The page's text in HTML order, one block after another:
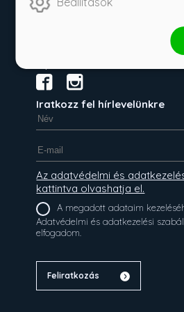
Iratkozz fel hírlevelünkre
Az adatvédelmi és
kattintva olvashatja el.
A megadott adataim
Adatvédelmi és adatkezelési
elfogadom.
Feliratkozás